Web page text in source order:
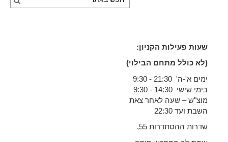
שעות פעילות הקניון:
(לא כולל מתחם הבילוי)
ימים א'-ה' 21:30 - 9:30
בימי שישי 14:30 - 9:30
מוצ"ש – שעה לאחר צאת
השבת ועד 22:30
שדרות ההסתדרות 55,